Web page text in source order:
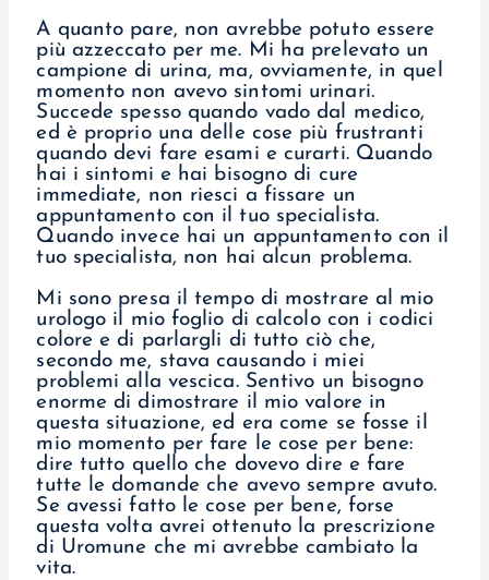
A quanto pare, non avrebbe potuto essere
più azzeccato per me. Mi ha prelevato un
campione di urina, ma, ovviamente, in quel
momento non avevo sintomi urinari.
Succede spesso quando vado dal medico,
ed è proprio una delle cose più frustranti
quando devi fare esami e curarti. Quando
hai i sintomi e hai bisogno di cure
immediate, non riesci a fissare un
appuntamento con il tuo specialista.
Quando invece hai un appuntamento con il
tuo specialista, non hai alcun problema.
Mi sono presa il tempo di mostrare al mio
urologo il mio foglio di calcolo con i codici
colore e di parlargli di tutto ciò che,
secondo me, stava causando i miei
problemi alla vescica. Sentivo un bisogno
enorme di dimostrare il mio valore in
questa situazione, ed era come se fosse il
mio momento per fare le cose per bene:
dire tutto quello che dovevo dire e fare
tutte le domande che avevo sempre avuto.
Se avessi fatto le cose per bene, forse
questa volta avrei ottenuto la prescrizione
di Uromune che mi avrebbe cambiato la
vita.